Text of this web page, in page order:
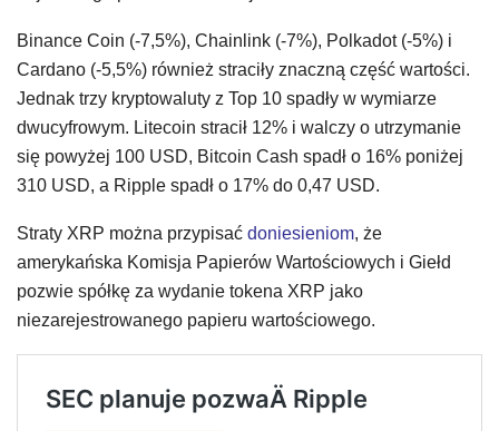
Binance Coin (-7,5%), Chainlink (-7%), Polkadot (-5%) i
Cardano (-5,5%) również straciły znaczną część wartości.
Jednak trzy kryptowaluty z Top 10 spadły w wymiarze
dwucyfrowym. Litecoin stracił 12% i walczy o utrzymanie
się powyżej 100 USD, Bitcoin Cash spadł o 16% poniżej
310 USD, a Ripple spadł o 17% do 0,47 USD.
Straty XRP można przypisać doniesieniom, że
amerykańska Komisja Papierów Wartościowych i Giełd
pozwie spółkę za wydanie tokena XRP jako
niezarejestrowanego papieru wartościowego.